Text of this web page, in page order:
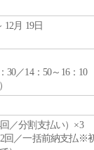
12月 19日
30／14：50～16：10
）
回／分割支払い）×3
回／一括前納支払※